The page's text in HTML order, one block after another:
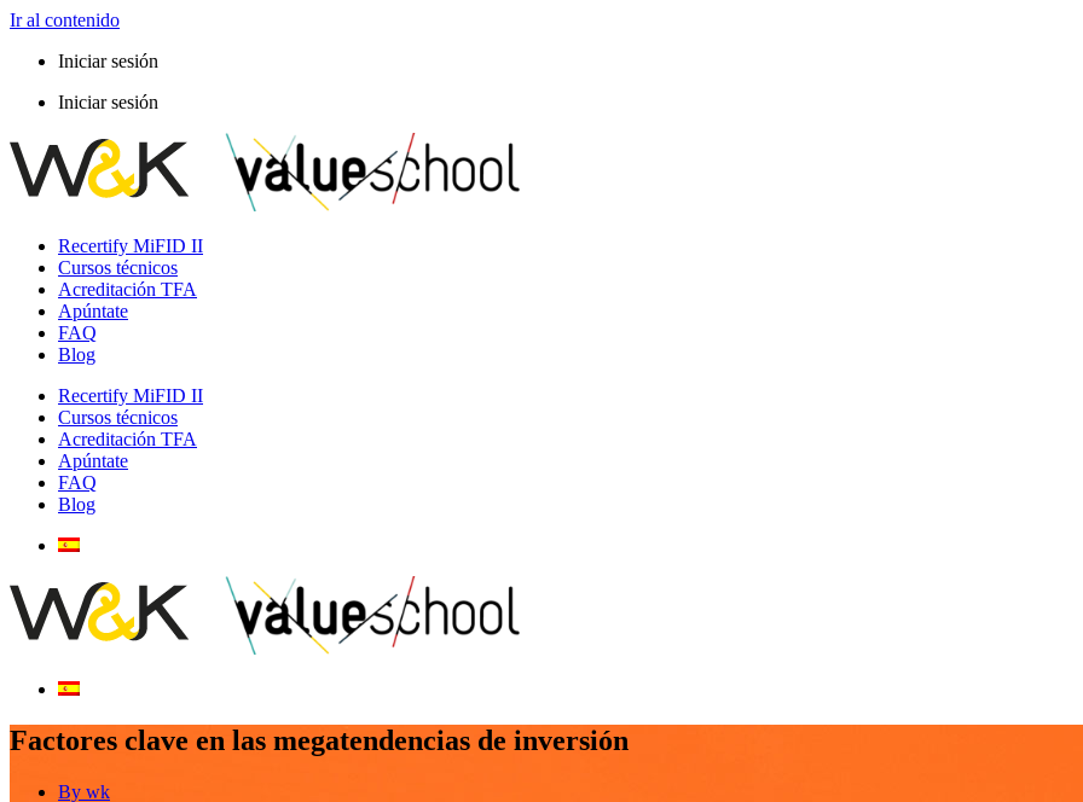
Ir al contenido
Iniciar sesión
Iniciar sesión
Recertify MiFID II
Cursos técnicos
Acreditación TFA
Apúntate
FAQ
Blog
Recertify MiFID II
Cursos técnicos
Acreditación TFA
Apúntate
FAQ
Blog
Factores clave en las megatendencias de inversión
By wk